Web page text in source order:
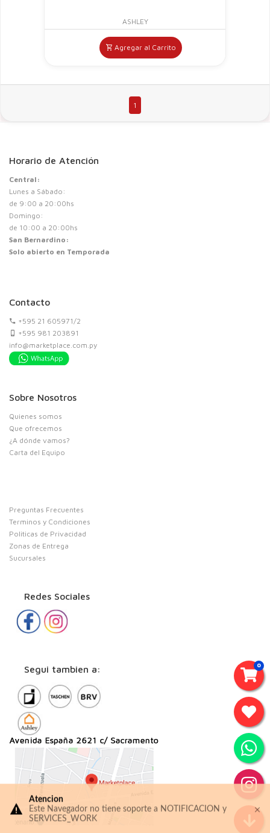
ASHLEY
Agregar al Carrito
1
Horario de Atención
Central:
Lunes a Sábado:
de 9:00 a 20:00hs
Domingo:
de 10:00 a 20:00hs
San Bernardino:
Solo abierto en Temporada
Contacto
+595 21 605971/2
+595 981 203891
info@marketplace.com.py
Sobre Nosotros
Quienes somos
Que ofrecemos
¿A dónde vamos?
Carta del Equipo
Preguntas Frecuentes
Terminos y Condiciones
Politicas de Privacidad
Zonas de Entrega
Sucursales
Redes Sociales
Segui tambien a: 0